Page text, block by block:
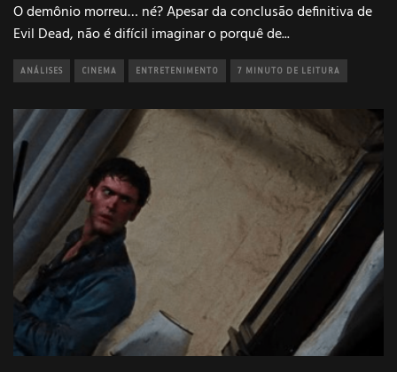
O demônio morreu… né? Apesar da conclusão definitiva de
Evil Dead, não é difícil imaginar o porquê de...
ANÁLISES CINEMA ENTRETENIMENTO 7 MINUTO DE LEITURA